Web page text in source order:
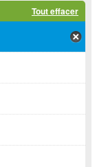
Tout effacer